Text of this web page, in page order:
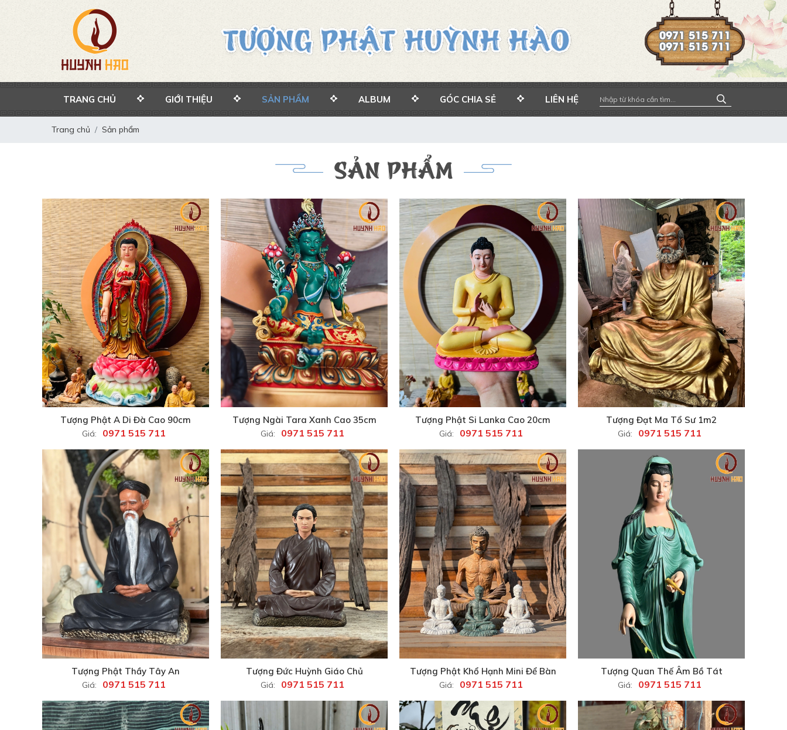
0971 515 711
0971 515 711
TRANG CHỦ GIỚI THIỆU SẢN PHẨM ALBUM GÓC CHIA SẺ LIÊN HỆ
Trang chủ Sản phẩm
SẢN PHẨM
Tượng Phật A Di Đà Cao 90cm
Giá: 0971 515 711
Tượng Ngài Tara Xanh Cao 35cm
Giá: 0971 515 711
Tượng Phật Si Lanka Cao 20cm
Giá: 0971 515 711
Tượng Đạt Ma Tổ Sư 1m2
Giá: 0971 515 711
Tượng Phật Thầy Tây An
Giá: 0971 515 711
Tượng Đức Huỳnh Giáo Chủ
Giá: 0971 515 711
Tượng Phật Khổ Hạnh Mini Để Bàn
Giá: 0971 515 711
Tượng Quan Thế Âm Bồ Tát
Giá: 0971 515 711